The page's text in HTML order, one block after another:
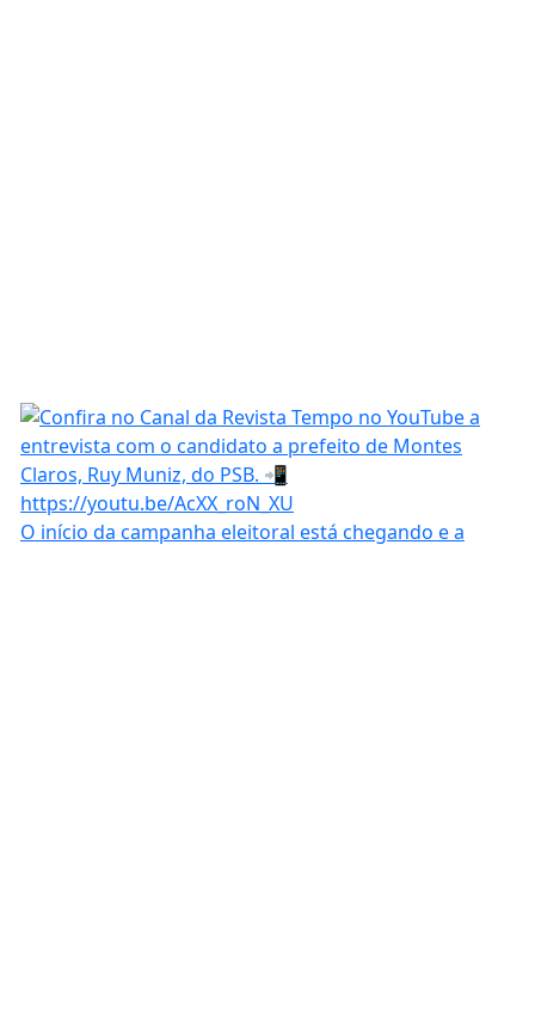
O início da campanha eleitoral está chegando e a